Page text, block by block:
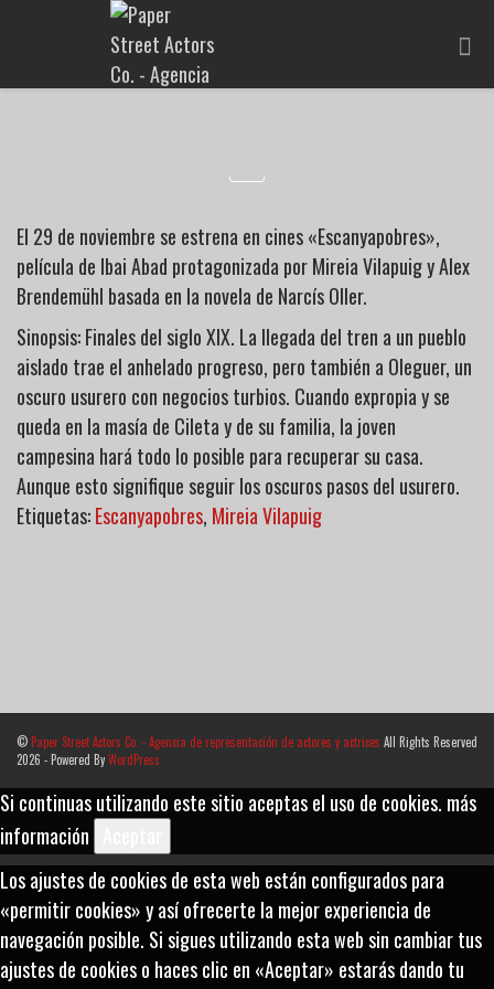
El 29 de noviembre se estrena en cines «Escanyapobres»,
película de Ibai Abad protagonizada por Mireia Vilapuig y Alex
Brendemühl basada en la novela de Narcís Oller.
Sinopsis: Finales del siglo XIX. La llegada del tren a un pueblo
aislado trae el anhelado progreso, pero también a Oleguer, un
oscuro usurero con negocios turbios. Cuando expropia y se
queda en la masía de Cileta y de su familia, la joven
campesina hará todo lo posible para recuperar su casa.
Aunque esto signifique seguir los oscuros pasos del usurero.
Etiquetas:Escanyapobres, Mireia Vilapuig
©Paper Street Actors Co. - Agencia de representación de actores y actrices All Rights Reserved
2026 - Powered ByWordPress
Si continuas utilizando este sitio aceptas el uso de cookies. más
información
Los ajustes de cookies de esta web están configurados para
«permitir cookies» y así ofrecerte la mejor experiencia de
navegación posible. Si sigues utilizando esta web sin cambiar tus
ajustes de cookies o haces clic en «Aceptar» estarás dando tu